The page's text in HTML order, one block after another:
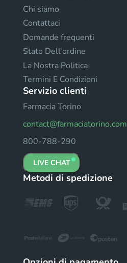
Chi siamo
Contattaci
Domande frequenti
Stato Dell'ordine
La Nostra Politica
Termini E Condizioni
Servizio clienti
Farmacia Torino
contact@farmaciatorino.com
800-788-290
LIVE CHAT
Metodi di spedizione